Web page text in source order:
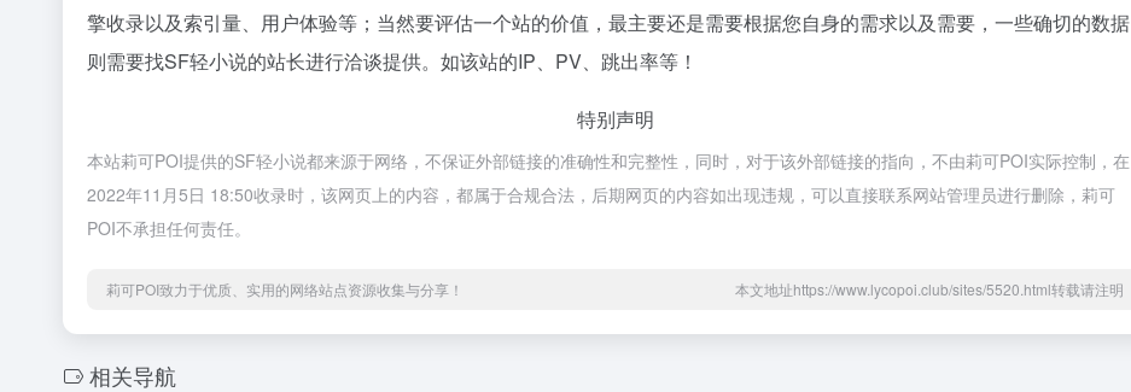
擎收录以及索引量、用户体验等；当然要评估一个站的价值，最主要还是需要根据您自身的需求以及需要，一些确切的数据
则需要找SF轻小说的站长进行洽谈提供。如该站的IP、PV、跳出率等！
特别声明
本站莉可POI提供的SF轻小说都来源于网络，不保证外部链接的准确性和完整性，同时，对于该外部链接的指向，不由莉可POI实际控制，在
2022年11月5日 18:50收录时，该网页上的内容，都属于合规合法，后期网页的内容如出现违规，可以直接联系网站管理员进行删除，莉可
POI不承担任何责任。
莉可POI致力于优质、实用的网络站点资源收集与分享！ 本文地址https://www.lycopoi.club/sites/5520.html转载请注明
相关导航